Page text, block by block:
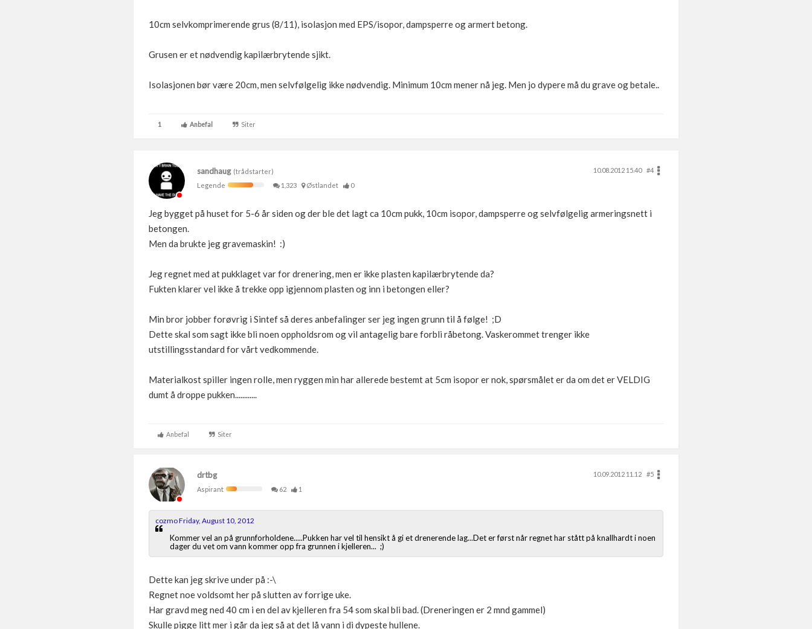
10cm selvkomprimerende grus (8/11), isolasjon med EPS/isopor, dampsperre og armert betong.
Grusen er et nødvendig kapilærbrytende sjikt.
Isolasjonen bør være 20cm, men selvfølgelig ikke nødvendig. Minimum 10cm mener nå jeg. Men jo dypere må du grave og betale..
1 Anbefal Siter
sandhaug(trådstarter) 10.08.2012 15.40
#4
Legende
1,323 Østlandet 0
Jeg bygget på huset for 5-6 år siden og der ble det lagt ca 10cm pukk, 10cm isopor, dampsperre og selvfølgelig armeringsnett i
betongen.
Men da brukte jeg gravemaskin! :)
Jeg regnet med at pukklaget var for drenering, men er ikke plasten kapilærbrytende da?
Fukten klarer vel ikke å trekke opp igjennom plasten og inn i betongen eller?
Min bror jobber forøvrig i Sintef så deres anbefalinger ser jeg ingen grunn til å følge! ;D
Dette skal som sagt ikke bli noen oppholdsrom og vil antagelig bare forbli råbetong. Vaskerommet trenger ikke
utstillingsstandard for vårt vedkommende.
Materialkost spiller ingen rolle, men ryggen min har allerede bestemt at 5cm isopor er nok, spørsmålet er da om det er VELDIG
dumt å droppe pukken............
Anbefal Siter
drtbg 10.09.2012 11.12
#5
Aspirant
62 1
cozmo Friday, August 10, 2012
Kommer vel an på grunnforholdene.....Pukken har vel til hensikt å gi et drenerende lag...Det er først når regnet har stått på knallhardt i noen
dager du vet om vann kommer opp fra grunnen i kjelleren... ;)
Dette kan jeg skrive under på :-\
Regnet noe voldsomt her på slutten av forrige uke.
Har gravd meg ned 40 cm i en del av kjelleren fra 54 som skal bli bad. (Dreneringen er 2 mnd gammel)
Skulle pigge litt mer i går da jeg så at det lå vann i di dypeste hullene.